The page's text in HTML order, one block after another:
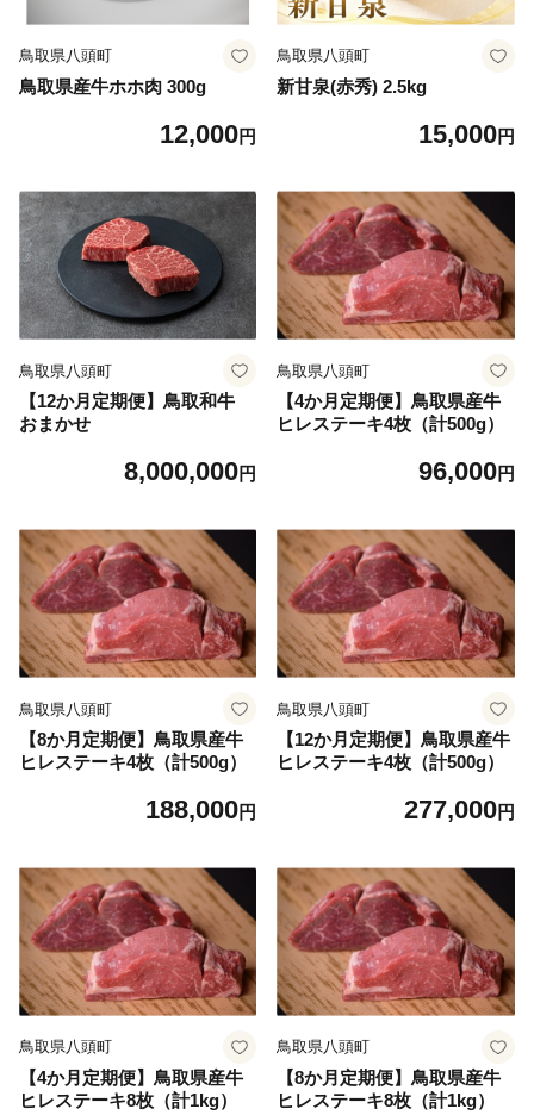
鳥取県八頭町
鳥取県産牛ホホ肉 300g
12,000円
鳥取県八頭町
新甘泉(赤秀) 2.5kg
15,000円
鳥取県八頭町
【12か月定期便】鳥取和牛
おまかせ
8,000,000円
鳥取県八頭町
【4か月定期便】鳥取県産牛
ヒレステーキ4枚（計500g）
96,000円
鳥取県八頭町
【8か月定期便】鳥取県産牛
ヒレステーキ4枚（計500g）
188,000円
鳥取県八頭町
【12か月定期便】鳥取県産牛
ヒレステーキ4枚（計500g）
277,000円
鳥取県八頭町
【4か月定期便】鳥取県産牛
ヒレステーキ8枚（計1kg）
鳥取県八頭町
【8か月定期便】鳥取県産牛
ヒレステーキ8枚（計1kg）